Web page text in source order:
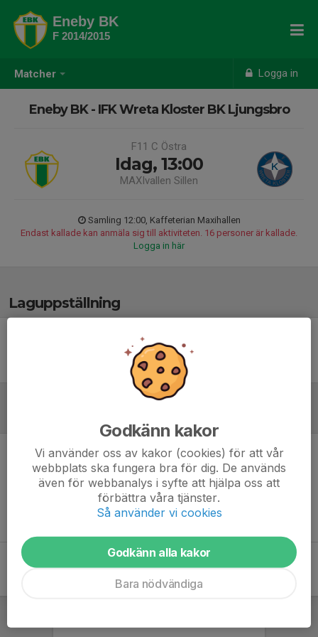
Matcher Logga in
Eneby BK
F 2014/2015
Eneby BK - IFK Wreta Kloster BK Ljungsbro
F11 C Östra
Idag, 13:00
MAXIvallen Sillen
Samling 12:00, Kaffeterian Maxihallen
Endast kallade kan anmäla sig till aktiviteten. 16 personer är kallade.
Logga in här
Laguppställning
Ingen uppställning ifylld
Inget skrivet
Godkänn kakor
Vi använder oss av kakor (cookies) för att vår
webbplats ska fungera bra för dig. De används
även för webbanalys i syfte att hjälpa oss att
förbättra våra tjänster.
Så använder vi cookies
Godkänn alla kakor
Bara nödvändiga